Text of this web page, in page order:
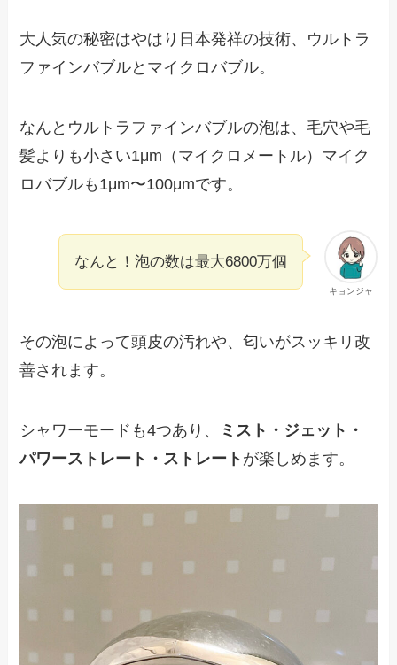
大人気の秘密はやはり日本発祥の技術、 ウルトラ
ファインバブルと マイクロバブル。
なんとウルトラファインバブルの泡は、毛穴や毛
髪よりも小さい1μm（マイクロメートル）マイク
ロバブルも1μm〜100μmです。
キョンジャ
なんと！泡の数は最大6800万個
その泡によって頭皮の汚れや、匂いがスッキリ改
善されます。
シャワーモードも4つあり、
ミスト・ジェット・
パワーストレート・ストレート が楽しめます。